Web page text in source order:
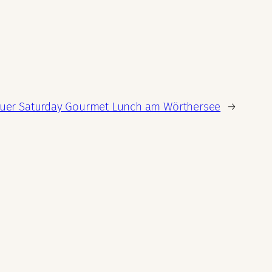
Saturday Gourmet Lunch am Wörthersee →